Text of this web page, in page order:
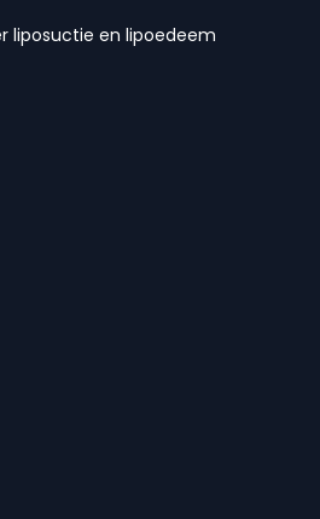
liposuctie en lipoedeem